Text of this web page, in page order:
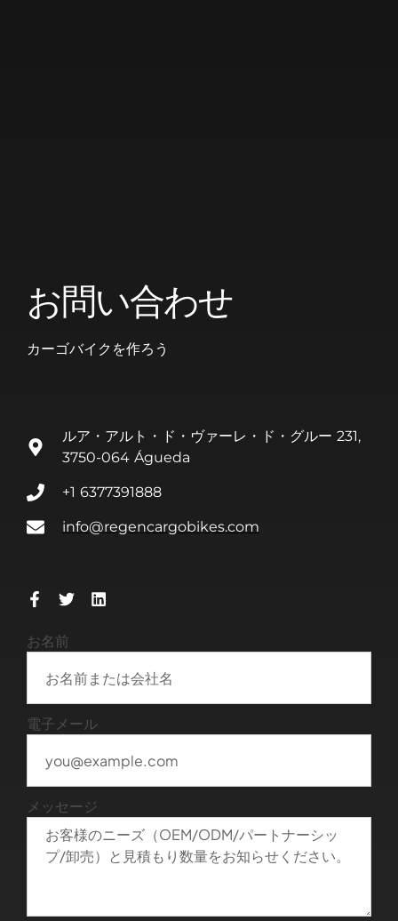
お問い合わせ
カーゴバイクを作ろう
ルア・アルト・ド・ヴァーレ・ド・グルー 231,
3750-064 Águeda
+1 6377391888
info@regencargobikes.com
お名前
電子メール
メッセージ